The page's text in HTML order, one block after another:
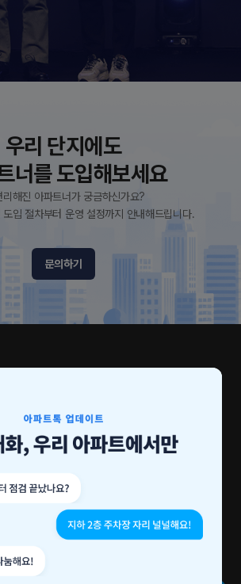
우리 단지에도
너를 도입해보세요
리해진 아파트너가 궁금하신가요?
도입 절차부터 운영 설정까지 안내해드립니다.
문의하기
2022
소비자추천 브랜드 1위